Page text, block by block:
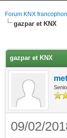
Forum KNX
gazpar et KNX
gazpar et KNX
09/02/